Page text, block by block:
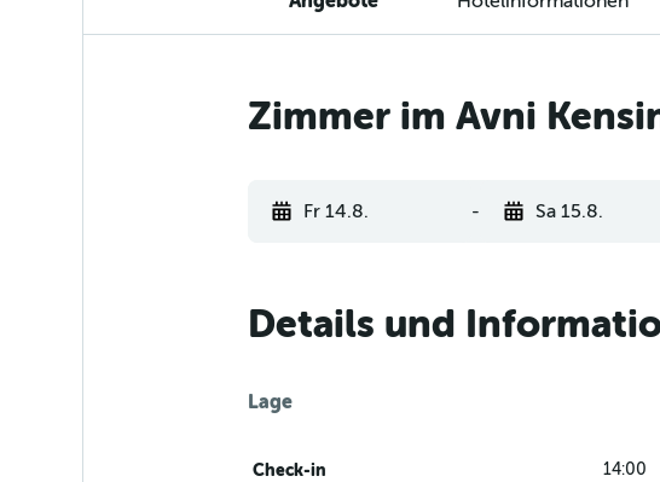
Zimmer im Avni
Fr 14.8. - Sa 15.8.
Details und
Lage
Check-in 14:00